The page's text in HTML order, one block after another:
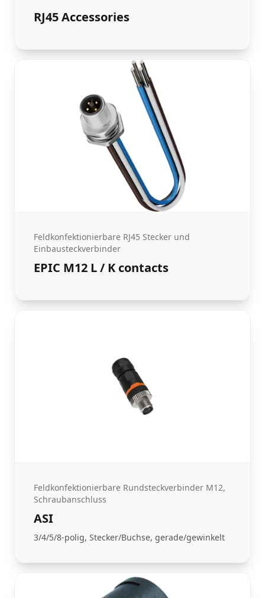
RJ45 Accessories
Feldkonfektionierbare RJ45 Stecker und
Einbausteckverbinder
EPIC M12 L / K contacts
Feldkonfektionierbare Rundsteckverbinder M12,
Schraubanschluss
ASI
3/4/5/8-polig, Stecker/Buchse, gerade/gewinkelt